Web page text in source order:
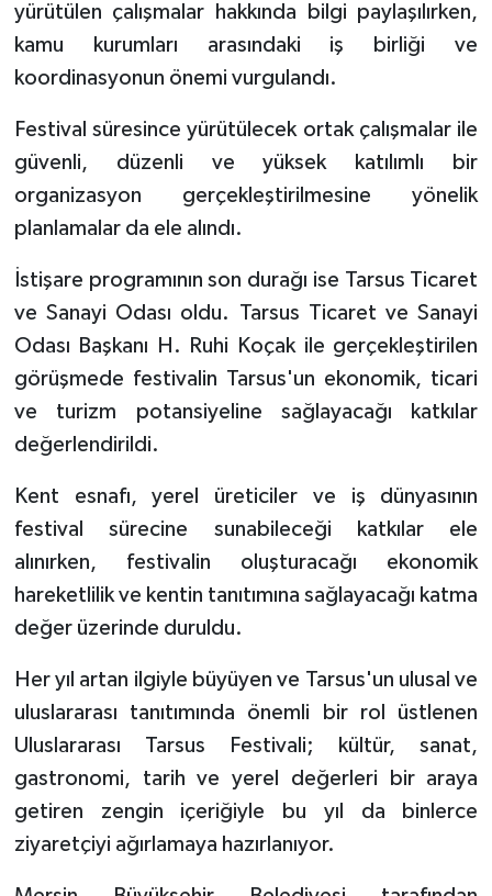
yürütülen çalışmalar hakkında bilgi paylaşılırken,
kamu kurumları arasındaki iş birliği ve
koordinasyonun önemi vurgulandı.
Festival süresince yürütülecek ortak çalışmalar ile
güvenli, düzenli ve yüksek katılımlı bir
organizasyon gerçekleştirilmesine yönelik
planlamalar da ele alındı.
İstişare programının son durağı ise Tarsus Ticaret
ve Sanayi Odası oldu. Tarsus Ticaret ve Sanayi
Odası Başkanı H. Ruhi Koçak ile gerçekleştirilen
görüşmede festivalin Tarsus'un ekonomik, ticari
ve turizm potansiyeline sağlayacağı katkılar
değerlendirildi.
Kent esnafı, yerel üreticiler ve iş dünyasının
festival sürecine sunabileceği katkılar ele
alınırken, festivalin oluşturacağı ekonomik
hareketlilik ve kentin tanıtımına sağlayacağı katma
değer üzerinde duruldu.
Her yıl artan ilgiyle büyüyen ve Tarsus'un ulusal ve
uluslararası tanıtımında önemli bir rol üstlenen
Uluslararası Tarsus Festivali; kültür, sanat,
gastronomi, tarih ve yerel değerleri bir araya
getiren zengin içeriğiyle bu yıl da binlerce
ziyaretçiyi ağırlamaya hazırlanıyor.